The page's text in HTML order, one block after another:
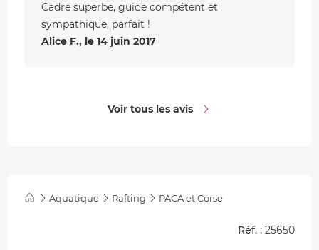
Cadre superbe, guide compétent et
sympathique, parfait !
Alice F., le 14 juin 2017
Voir tous les avis
Aquatique Rafting PACA et Corse
Réf. : 25650